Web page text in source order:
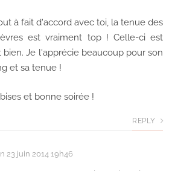
à fait d'accord avec toi, la tenue des
est vraiment top ! Celle-ci est
bien. Je l'apprécie beaucoup pour son
et sa tenue !
et bonne soirée !
REPLY
23 juin 2014 19h46